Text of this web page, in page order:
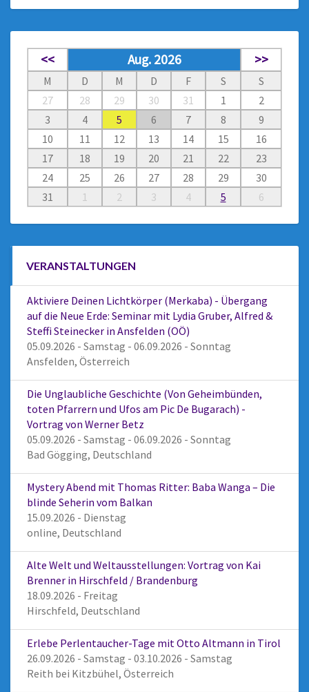
<< Aug. 2026 >>
M D M D F S
S
27
28 29 30 31 1
2
3
4 5 6 7 8
9
10
11 12 13 14 15
16
17
18 19 20 21 22
23
24
25 26 27 28 29
30
31
1 2 3 4 5 6
VERANSTALTUNGEN
Aktiviere Deinen Lichtkörper (Merkaba) - Übergang
auf die Neue Erde: Seminar mit Lydia Gruber, Alfred &
Steffi Steinecker in Ansfelden (OÖ)
05.09.2026 - Samstag - 06.09.2026 - Sonntag
Ansfelden, Österreich
Die Unglaubliche Geschichte (Von Geheimbünden,
toten Pfarrern und Ufos am Pic De Bugarach) -
Vortrag von Werner Betz
05.09.2026 - Samstag - 06.09.2026 - Sonntag
Bad Gögging, Deutschland
Mystery Abend mit Thomas Ritter: Baba Wanga – Die
blinde Seherin vom Balkan
15.09.2026 - Dienstag
online, Deutschland
Alte Welt und Weltausstellungen: Vortrag von Kai
Brenner in Hirschfeld / Brandenburg
18.09.2026 - Freitag
Hirschfeld, Deutschland
Erlebe Perlentaucher-Tage mit Otto Altmann in Tirol
26.09.2026 - Samstag - 03.10.2026 - Samstag
Reith bei Kitzbühel, Österreich